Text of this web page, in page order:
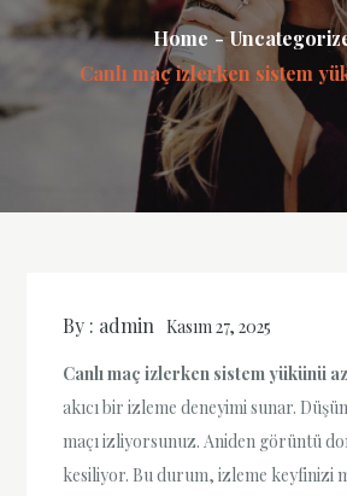
Home
Canlı maç izlerken sistem
By : admin Kasım 27, 2025
Canlı maç izlerken sistem yükünü
akıcı bir izleme deneyimi sunar.
maçı izliyorsunuz. Aniden görüntü
kesiliyor. Bu durum, izleme keyfinizi